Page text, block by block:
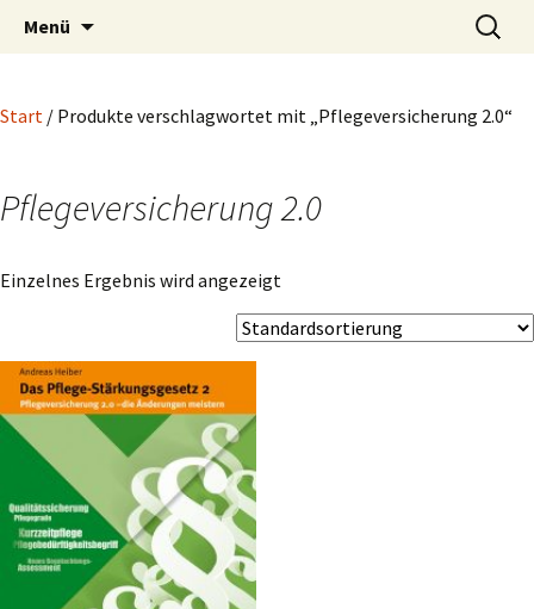
SysPraBlog
Blog und Shop von System & Praxis
Menü
Suchen
nach:
Start / Produkte verschlagwortet mit „Pflegeversicherung 2.0“
Pflegeversicherung 2.0
Einzelnes Ergebnis wird angezeigt